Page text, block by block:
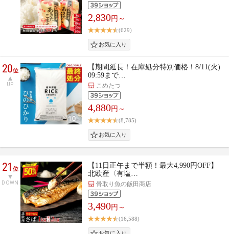
2,830円～
(629)
20位
UP
【期間延長！在庫処分特別価格！8/11(火)
09:59まで…
こめたつ
4,880円～
(8,785)
21位
DOWN
【11日正午まで半額！最大4,990円OFF】
北欧産〈有塩…
骨取り魚の飯田商店
3,490円～
(16,588)